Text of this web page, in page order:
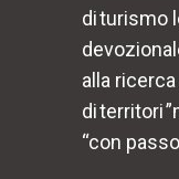
di turismo
alla
di territori
“con